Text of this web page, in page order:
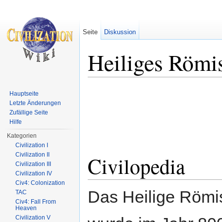
Heiliges
Civilopedia
Das Heilige
Seite Diskussion
Hauptseite
Letzte Änderungen
Zufällige Seite
Hilfe
Kategorien
Civilization I
Civilization II
Civilization III
Civilization IV
Civ4: Colonization
TAC
Civ4: Fall From
Heaven
Civilization V